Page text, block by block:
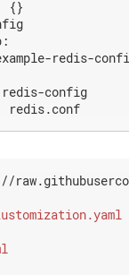
{}
redis-
redis-config
redis.conf